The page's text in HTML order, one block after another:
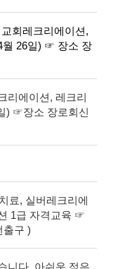
회레크리에이션,
월 26일) ☞ 장소 장
리에이션, 레크리
) ☞장소 장로회신
료, 실버레크리에
1급 자격교육 ☞
출구 )
니다. 아쉬운 점은